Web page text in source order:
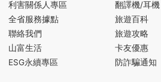
利害關係人專區
全省服務據點
聯絡我們
山富生活
ESG永續專區
翻譯機/耳機
旅遊百科
旅遊攻略
卡友優惠
防詐騙通知